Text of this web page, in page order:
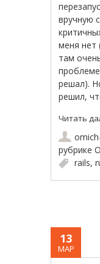
вручную
меня нет
там
решал).
решил,
Читать
рубрике
rails,
13
МАР